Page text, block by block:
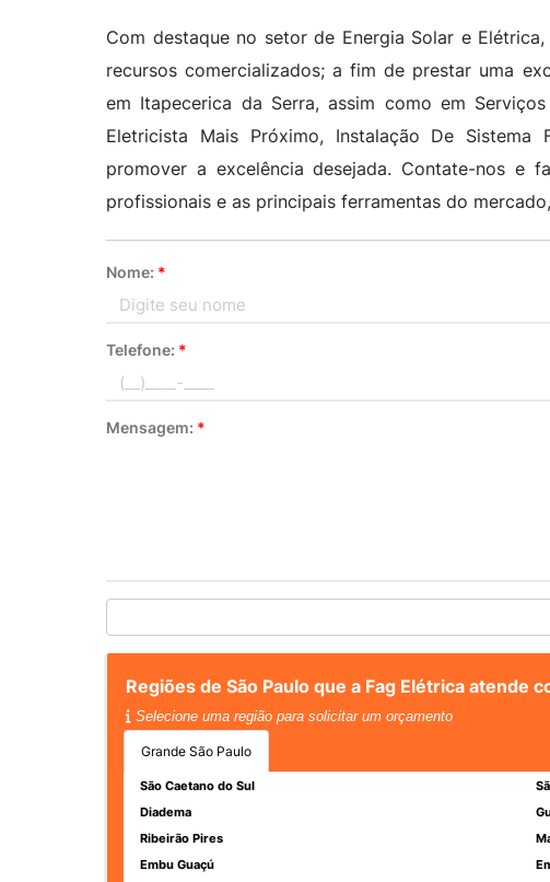
Com destaque no setor de Energia Solar e
recursos comercializados; a fim de prestar uma
em Itapecerica da Serra, assim como em
Eletricista Mais Próximo, Instalação De
promover a excelência desejada. Contate-nos e
profissionais e as principais ferramentas do
Nome: *
Telefone: *
Mensagem: *
Regiões de São Paulo que a Fag Elétrica atende
Selecione uma região para solicitar um orçamento
Grande São Paulo
São Caetano do Sul
Diadema
Ribeirão Pires
Embu Guaçú